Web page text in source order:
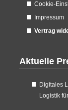
Cookie-
Impressum
Vertrag
Aktuelle
Digitales
Logistik